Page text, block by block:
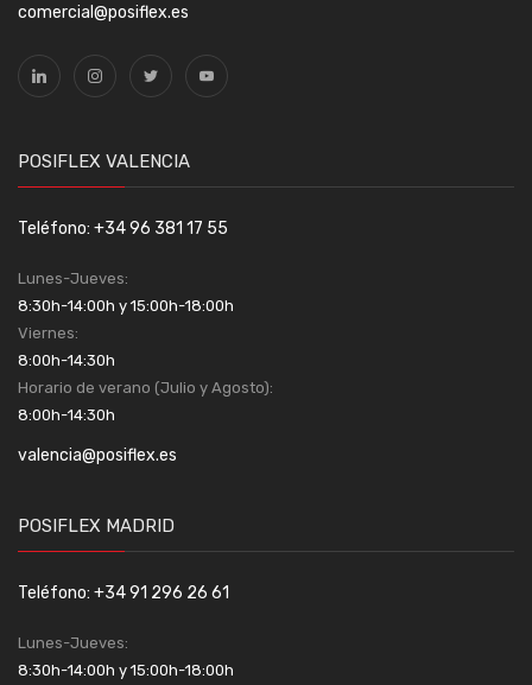
comercial@posiflex.es
POSIFLEX VALENCIA
Teléfono: +34 96 381 17 55
Lunes-Jueves:
8:30h-14:00h y 15:00h-18:00h
Viernes:
8:00h-14:30h
Horario de verano (Julio y Agosto):
8:00h-14:30h
valencia@posiflex.es
POSIFLEX MADRID
Teléfono: +34 91 296 26 61
Lunes-Jueves:
8:30h-14:00h y 15:00h-18:00h